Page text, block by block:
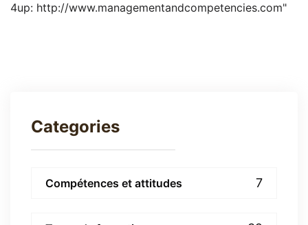
4up: http://www.managementandcompetencies.com"
Categories
Compétences et attitudes 7